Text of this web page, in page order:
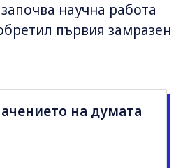
научна работа
първия замразен
на думата